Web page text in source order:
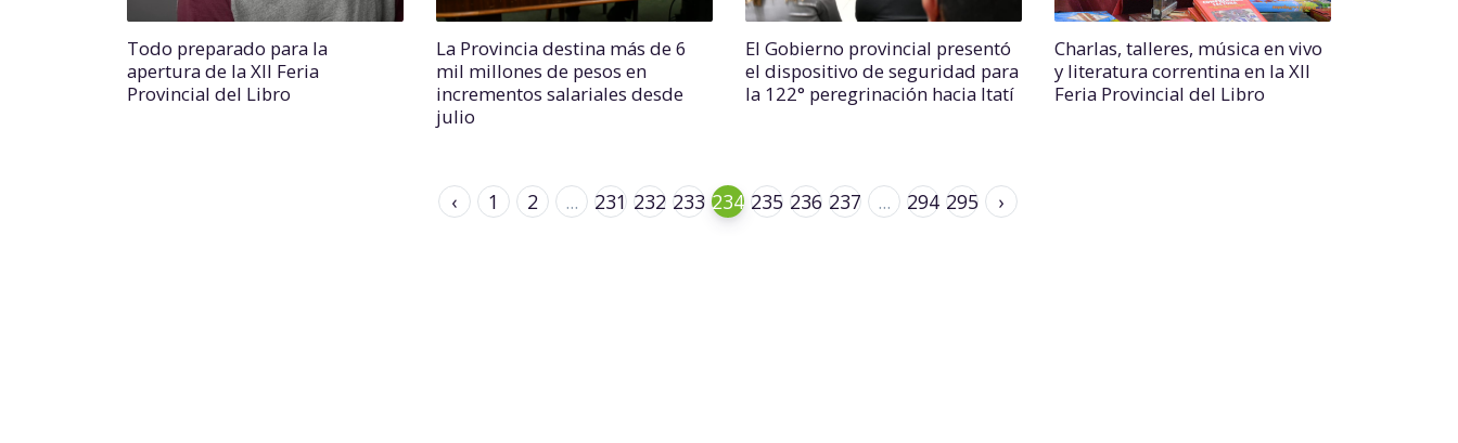
Todo preparado para la
apertura de la XII Feria
Provincial del Libro
La Provincia destina más de 6
mil millones de pesos en
incrementos salariales desde
julio
El Gobierno provincial presentó
el dispositivo de seguridad para
la 122° peregrinación hacia Itatí
Charlas, talleres, música en vivo
y literatura correntina en la XII
Feria Provincial del Libro
‹ 1 2 ... 231 232 233 234 235 236 237 ... 294 295 ›